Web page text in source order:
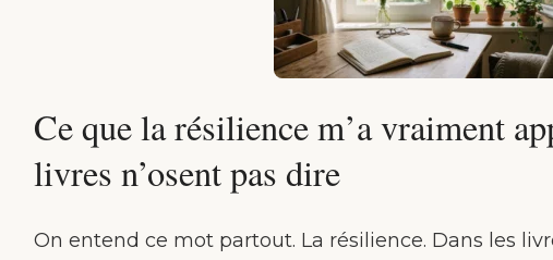
Ce que la résilience m’a vraiment
livres n’osent pas dire
On entend ce mot partout. La résilience. Dans les